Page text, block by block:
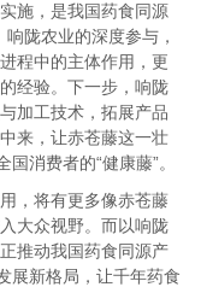
施，是我国药食同源
响陇农业的深度参与，
程中的主体作用，更
经验。下一步，响陇
加工技术，拓展产品
来，让赤苍藤这一壮
消费者的“健康藤”。
，将有更多像赤苍藤
大众视野。而以响陇
推动我国药食同源产
展新格局，让千年药食